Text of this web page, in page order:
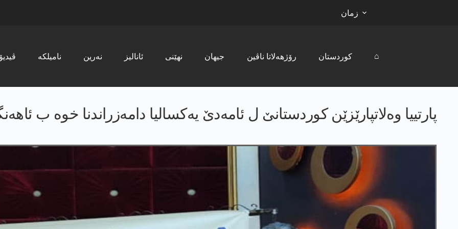
زمان
ڤیدیۆ نامیلکە نەرین ئانالیز نھێنی جیھان رۆژھەلاتا ناڤین کوردستان ⌂
پارتییا وەلاتپارێزێن کوردستانێ ل ئامەدێ یەکسالیا دامەزراندنا خوە ب